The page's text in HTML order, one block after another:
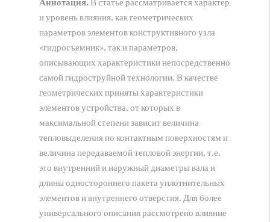
Аннотация.В статье рассматривается характер
и уровень влияния, как геометрических
параметров элементов конструктивного узла
«гидросъемник», так и параметров,
описывающих характеристики непосредственно
самой гидроструйной технологии. В качестве
геометрических приняты характеристики
элементов устройства, от которых в
максимальной степени зависит величина
тепловыделения по контактным поверхностям и
величина передаваемой тепловой энергии, т.е.
это внутренний и наружный диаметры вала и
длины одностороннего пакета уплотнительных
элементов и внутреннего отверстия. Для более
универсального описания рассмотрено влияние